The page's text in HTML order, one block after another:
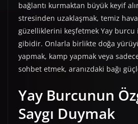
bağlantı kurmaktan büyük keyif
stresinden uzaklaşmak, temiz
güzelliklerini keşfetmek Yay
gibidir. Onlarla birlikte doğa
yapmak, kamp yapmak veya
sohbet etmek, aranızdaki bağı
Yay Burcunun
Saygı Duymak